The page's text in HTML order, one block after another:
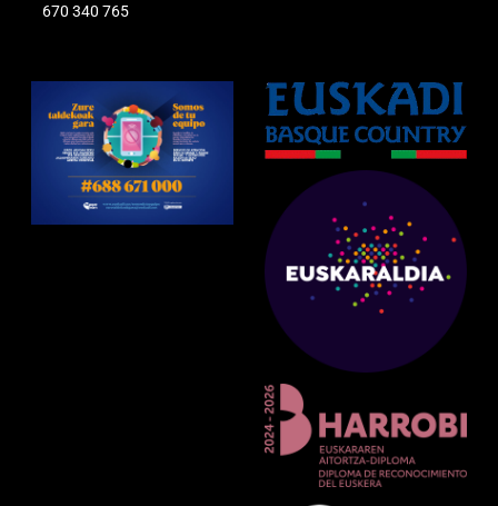
670 340 765